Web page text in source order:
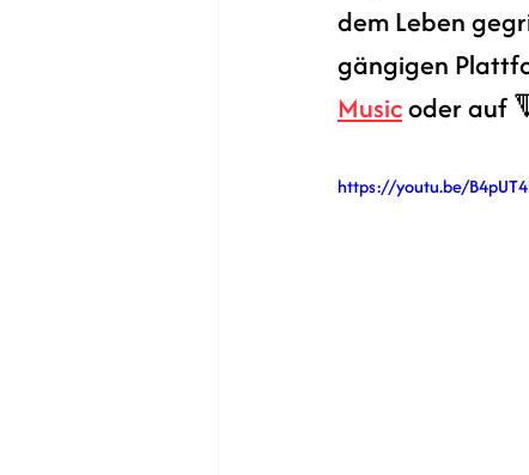
dem Leben
gängigen
Music oder auf
https://youtu.be/